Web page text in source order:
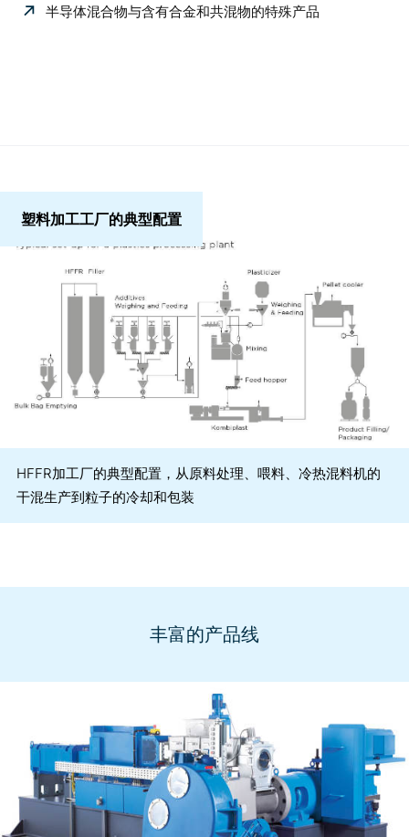
半导体混合物与含有合金和共混物的特殊产品
塑料加工工厂的典型配置
HFFR加工厂的典型配置，从原料处理、喂料、冷热混料机的
干混生产到粒子的冷却和包装
丰富的产品线